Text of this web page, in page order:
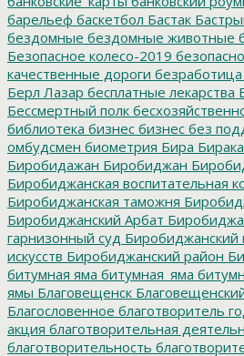
барельеф баскетбол Бастак
бездомные бездомные животные
Безопасное колесо-2019
качественные дороги безработица
Берл Лазар бесплатные лекарства
Бессмертный полк
библиотека бизнес бизнес без
омбудсмен биометрия Бира
Биробидажан Биробиджан
Биробиджанская воспитательная
Биробиджанская таможня
Биробиджанский Арбат
гарнизонный суд Биробиджанский
искусств Биробиджанский район
битумная яма битумная_яма
ямы Благовещенск
Благословенное благотворитель
акция благотворительная
благотворительность